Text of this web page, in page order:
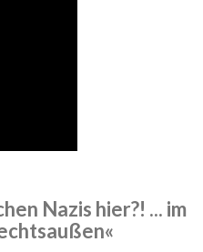
Nazis hier?! ... im